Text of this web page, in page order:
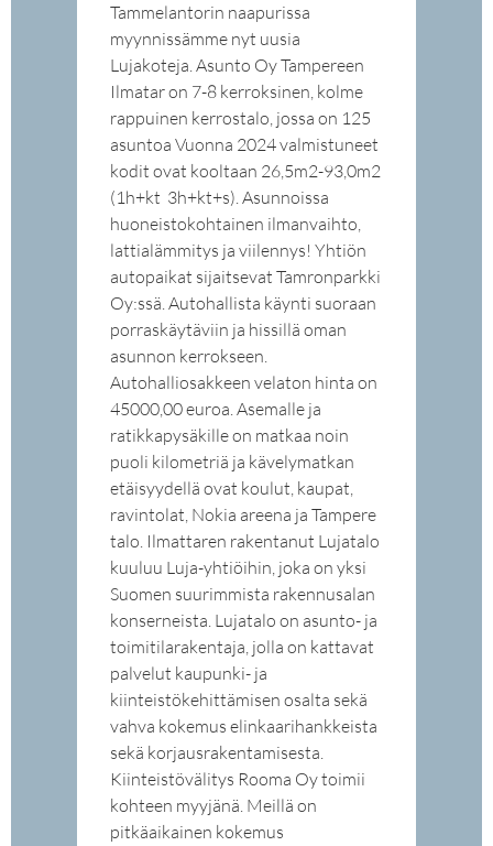
Tammelantorin naapurissa
myynnissämme nyt uusia
Lujakoteja. Asunto Oy Tampereen
Ilmatar on 7-8 kerroksinen, kolme
rappuinen kerrostalo, jossa on 125
asuntoa Vuonna 2024 valmistuneet
kodit ovat kooltaan 26,5m2-93,0m2
(1h+kt  3h+kt+s). Asunnoissa
huoneistokohtainen ilmanvaihto,
lattialämmitys ja viilennys! Yhtiön
autopaikat sijaitsevat Tamronparkki
Oy:ssä. Autohallista käynti suoraan
porraskäytäviin ja hissillä oman
asunnon kerrokseen.
Autohalliosakkeen velaton hinta on
45000,00 euroa. Asemalle ja
ratikkapysäkille on matkaa noin
puoli kilometriä ja kävelymatkan
etäisyydellä ovat koulut, kaupat,
ravintolat, Nokia areena ja Tampere
talo. Ilmattaren rakentanut Lujatalo
kuuluu Luja-yhtiöihin, joka on yksi
Suomen suurimmista rakennusalan
konserneista. Lujatalo on asunto- ja
toimitilarakentaja, jolla on kattavat
palvelut kaupunki- ja
kiinteistökehittämisen osalta sekä
vahva kokemus elinkaarihankkeista
sekä korjausrakentamisesta.
Kiinteistövälitys Rooma Oy toimii
kohteen myyjänä. Meillä on
pitkäaikainen kokemus